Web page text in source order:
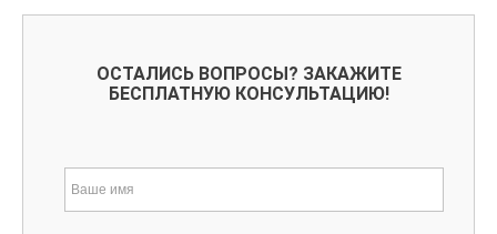
ОСТАЛИСЬ ВОПРОСЫ? ЗАКАЖИТЕ
БЕСПЛАТНУЮ КОНСУЛЬТАЦИЮ!